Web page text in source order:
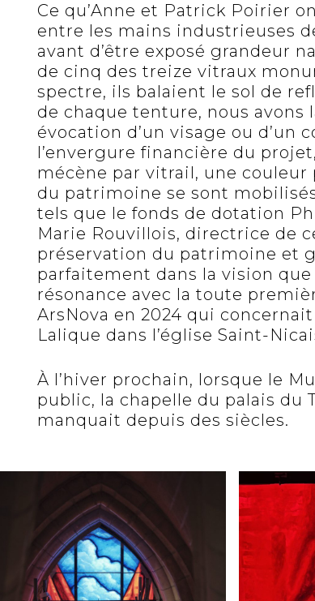
Ce qu’Anne et Patrick Poirier
entre les mains industrieuses
avant d’être exposé grandeur
de cinq des treize vitraux
spectre, ils balaient le sol de
de chaque tenture, nous
évocation d’un visage ou d’un
l’envergure financière du
mécène par vitrail, une couleur
du patrimoine se sont
tels que le fonds de dotation
Marie Rouvillois, directrice de
préservation du patrimoine et
parfaitement dans la vision
résonance avec la toute
ArsNova en 2024 qui
Lalique dans l’église Saint-
À l’hiver prochain, lorsque le
public, la chapelle du palais du
manquait depuis des siècles.